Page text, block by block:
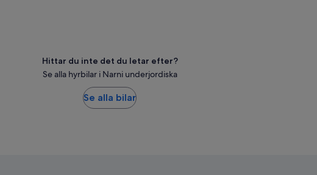
Hittar du inte det du letar efter?
Se alla hyrbilar i Narni underjordiska
Se alla bilar